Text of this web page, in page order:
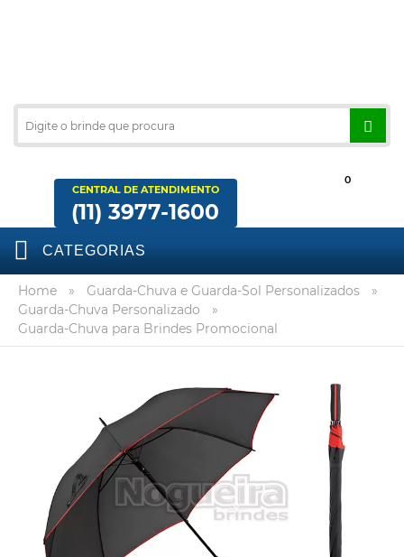
CENTRAL DE ATENDIMENTO
(11) 3977-1600
0
CATEGORIAS
Home » Guarda-Chuva e Guarda-Sol Personalizados
»
Guarda-Chuva Personalizado
»
Guarda-Chuva para Brindes Promocional